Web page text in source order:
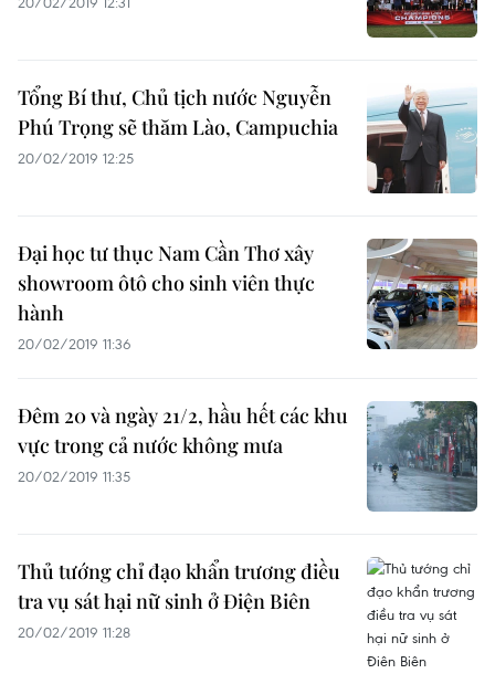
Tổng Bí thư, Chủ tịch nước Nguyễn
Phú Trọng sẽ thăm Lào, Campuchia
20/02/2019 12:25
Đại học tư thục Nam Cần Thơ xây
showroom ôtô cho sinh viên thực
hành
20/02/2019 11:36
Đêm 20 và ngày 21/2, hầu hết các khu
vực trong cả nước không mưa
20/02/2019 11:35
Thủ tướng chỉ đạo khẩn trương điều
tra vụ sát hại nữ sinh ở Điện Biên
20/02/2019 11:28